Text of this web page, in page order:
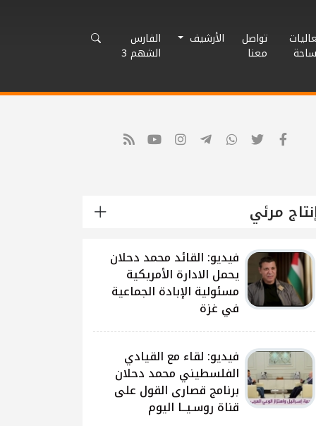
تواصل
معنا
الأرشيف الفارس
الشهم 3
مرئي
شاهد: لقاء القيادي
الفلسطيني محمد دحلان
حول تطورات الحرب
الاسرائيلية
النيرب: اللجنة الوطنية
للشراكة والتنمية بدأت بتوزيع
آلاف الحقائب على الطلبة